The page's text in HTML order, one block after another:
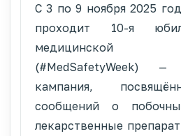
С 3 по 9 ноября 2025
проходит 10-я
медицинской
(#MedSafetyWeek) —
кампания,
сообщений о
лекарственные